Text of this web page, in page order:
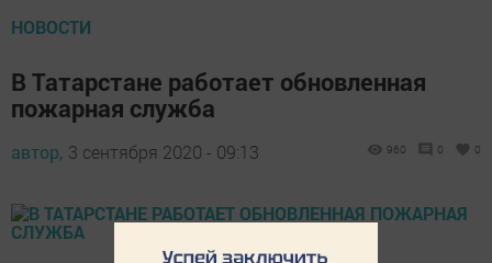
НОВОСТИ
В Татарстане работает обновленная
пожарная служба
автор, 3 сентября 2020 - 09:13 960 0 0